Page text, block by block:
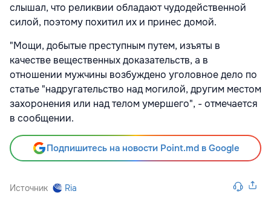
слышал, что реликвии обладают чудодейственной
силой, поэтому похитил их и принес домой.
"Мощи, добытые преступным путем, изъяты в
качестве вещественных доказательств, а в
отношении мужчины возбуждено уголовное дело по
статье "надругательство над могилой, другим местом
захоронения или над телом умершего", - отмечается
в сообщении.
Подпишитесь на новости Point.md в Google
Источник Ria